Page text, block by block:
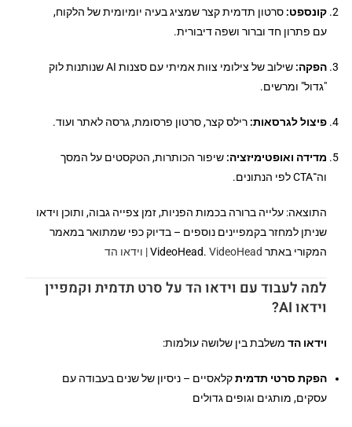
קונספט: סרטון תדמית קצר שמציג בעיה יומיומית של הלקוח,
עם פתרון חד וברור ושפה דיבורית.
הפקה:
שילוב של צילומי צוות אמיתי עם סצנות AI שנותנות לוק
"גדול" ומרשים.
פיצול לגרסאות: רילס קצר, סרטון פרסומת, גרסה לאתר ועוד.
מדידה ואופטימיזציה: שיפור הכותרות, הטקסטים על המסך
וה־CTA לפי הנתונים.
התוצאה: עלייה ברורה בכמות הפניות, זמן צפייה גבוה, ותוכן וידאו
שניתן למחזר בקמפיינים נוספים – בדיוק כפי שמתואר במאמר
המקורי באתר VideoHead. VideoHead | וידאו הד
למה לעבוד עם וידאו הד על סרט תדמית וקמפיין
וידאו AI?
וידאו הד משלבת בין שלושה עולמות:
הפקת סרטי תדמיתקלאסיים – ניסיון של שנים בעבודה עם
עסקים, מותגים וגופים גדולים